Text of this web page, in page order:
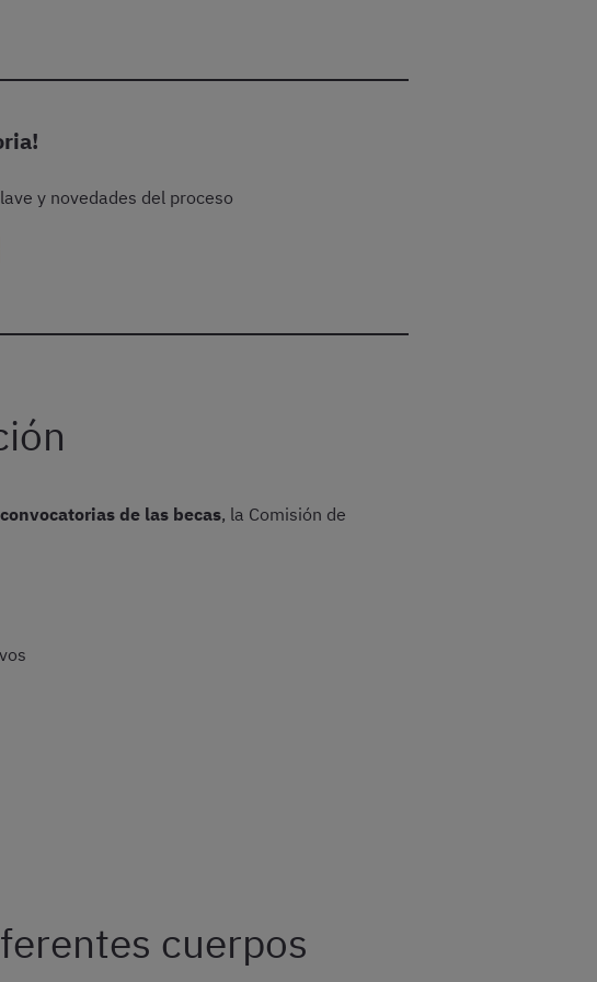
y novedades del proceso
de las becas, la Comisión de
cuerpos